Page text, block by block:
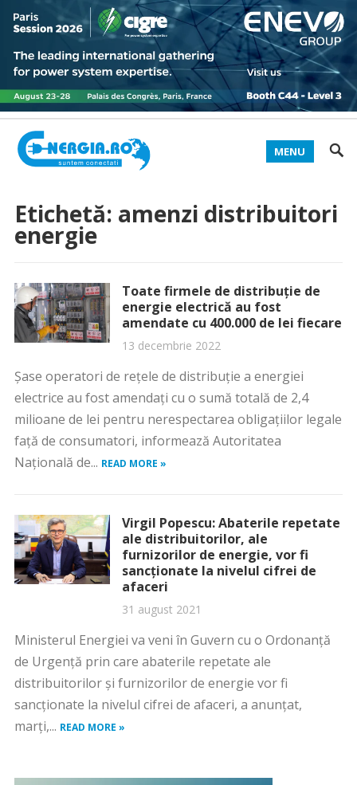
MENU
Etichetă: amenzi distribuitori
energie
Toate firmele de distribuție de
energie electrică au fost
amendate cu 400.000 de lei fiecare
13 decembrie 2022
Şase operatori de reţele de distribuţie a energiei
electrice au fost amendaţi cu o sumă totală de 2,4
milioane de lei pentru nerespectarea obligaţiilor legale
faţă de consumatori, informează Autoritatea
Naţională de... READ MORE »
Virgil Popescu: Abaterile repetate
ale distribuitorilor, ale
furnizorilor de energie, vor fi
sancţionate la nivelul cifrei de
afaceri
31 august 2021
Ministerul Energiei va veni în Guvern cu o Ordonanţă
de Urgenţă prin care abaterile repetate ale
distribuitorilor şi furnizorilor de energie vor fi
sancţionate la nivelul cifrei de afaceri, a anunţat,
marţi,... READ MORE »